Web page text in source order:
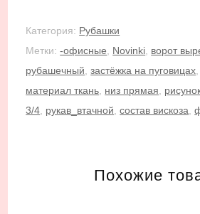
Категория: Рубашки
Метки:-офисные Novinki ворот
рубашечный ,застёжка на пуговицах
материал ткань низ прямая
3/4 рукав_втачной ,состав вискоза ,
Похожие